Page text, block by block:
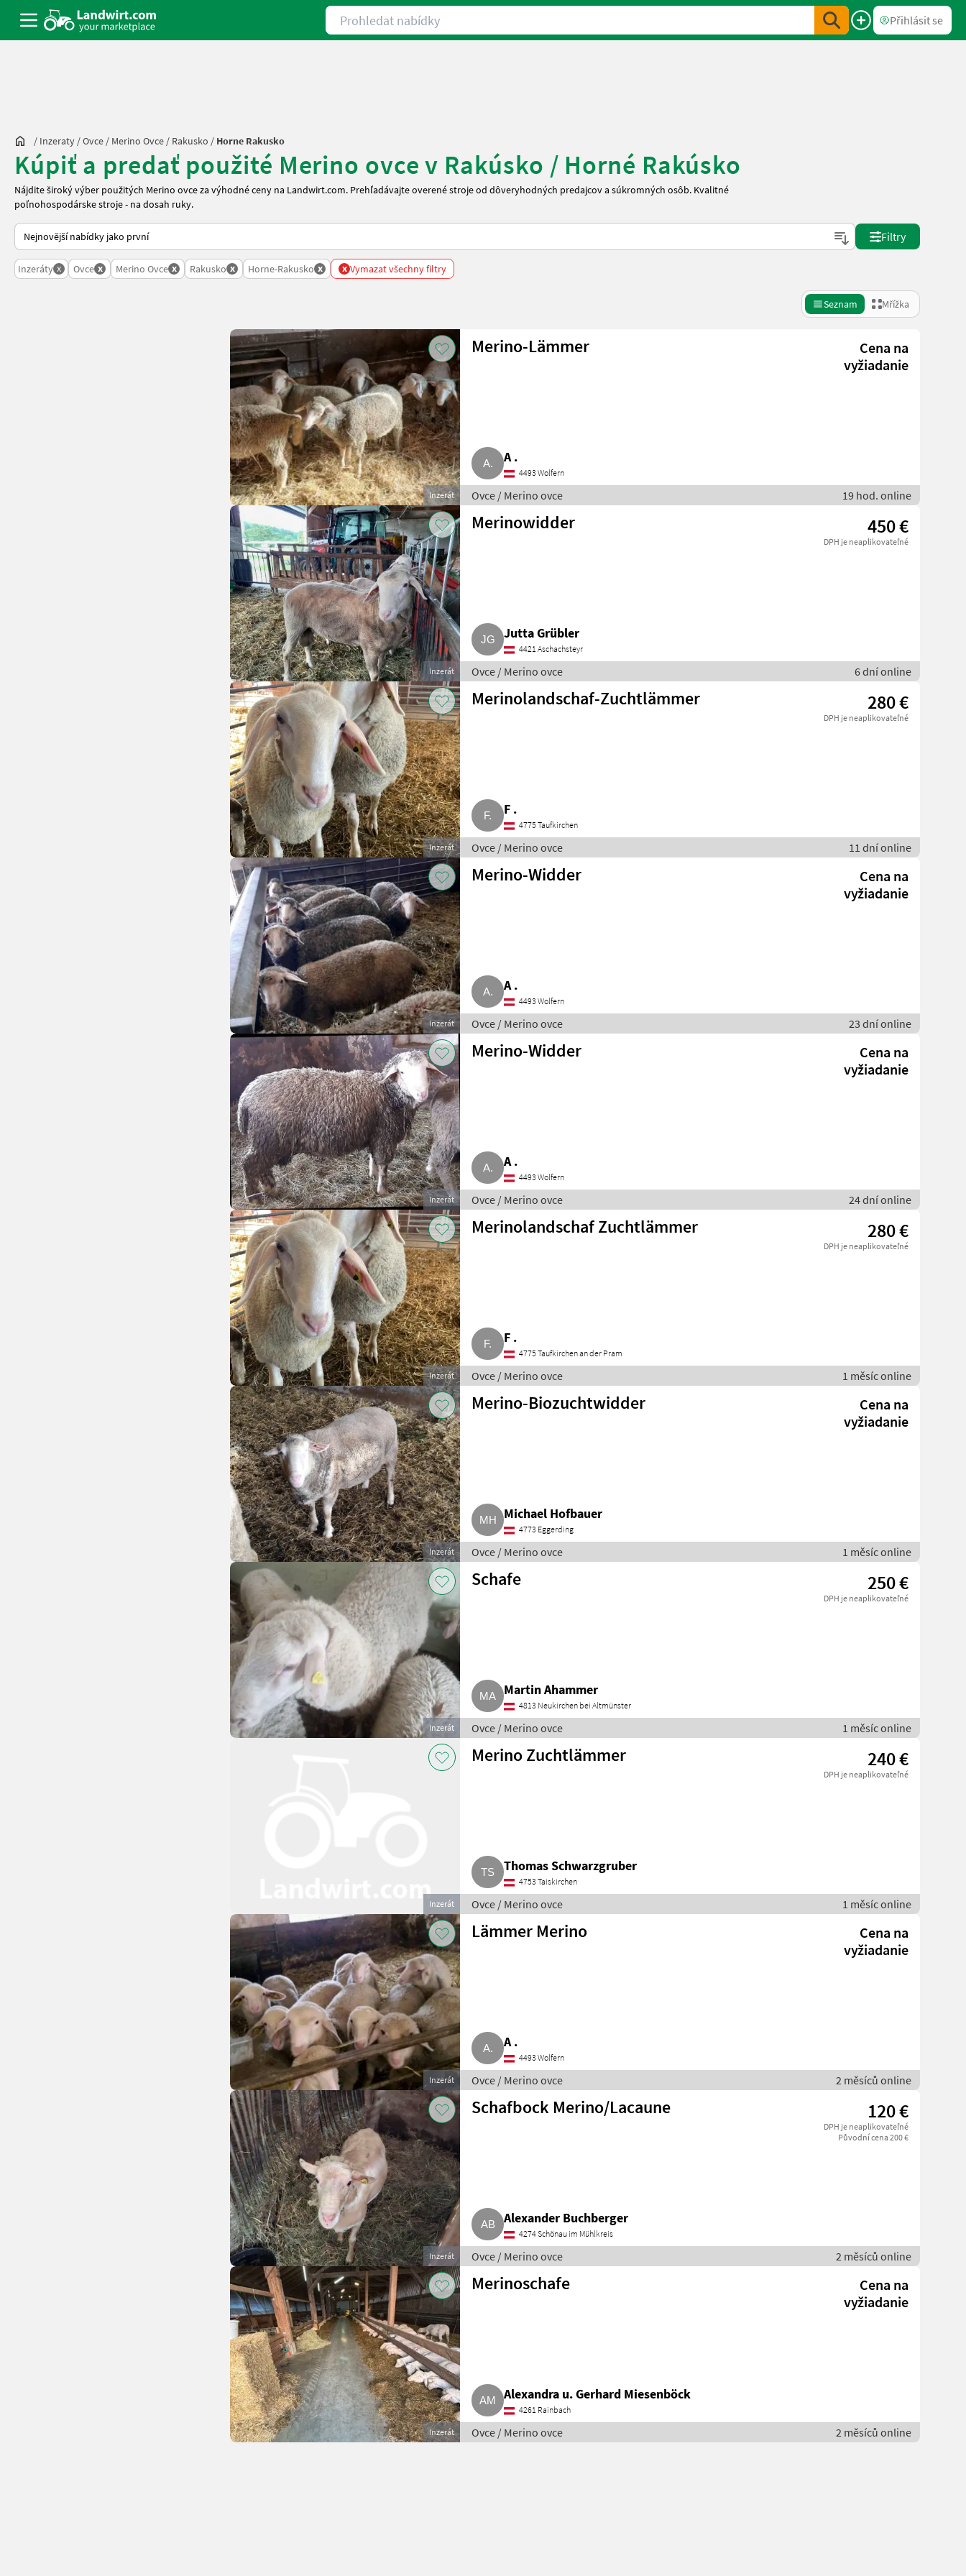
Prohledat nabídky
Přihlásit se
/ Inzeraty /Ovce / Merino Ovce / Rakusko / Horne Rakusko
Kúpiť a predať použité Merino ovce v Rakúsko / Horné Rakúsko
Nájdite široký výber použitých Merino ovce za výhodné ceny na Landwirt.com. Prehľadávajte overené stroje od dôveryhodných predajcov a súkromných osôb. Kvalitné
poľnohospodárske stroje - na dosah ruky.
Takto se řadí nabídky na Landwirt.com
Filtry
Inzeráty x Ovce x Merino Ovce x Rakusko x Horne-Rakusko x x Vymazat všechny filtry
Seznam Mřížka
Inzerát
Merino-Lämmer
Cena na
vyžiadanie
A .
4493 Wolfern
Ovce / Merino ovce 19 hod. online
Inzerát
Merinowidder 450 €
DPH je neaplikovateľné
Jutta Grübler
4421 Aschachsteyr
Ovce / Merino ovce 6 dní online
Inzerát
Merinolandschaf-Zuchtlämmer 280 €
DPH je neaplikovateľné
F .
4775 Taufkirchen
Ovce / Merino ovce 11 dní online
Inzerát
Merino-Widder
Cena na
vyžiadanie
A .
4493 Wolfern
Ovce / Merino ovce 23 dní online
Inzerát
Merino-Widder
Cena na
vyžiadanie
A .
4493 Wolfern
Ovce / Merino ovce 24 dní online
Inzerát
Merinolandschaf Zuchtlämmer 280 €
DPH je neaplikovateľné
F .
4775 Taufkirchen an der Pram
Ovce / Merino ovce 1 měsíc online
Inzerát
Merino-Biozuchtwidder
Cena na
vyžiadanie
Michael Hofbauer
4773 Eggerding
Ovce / Merino ovce 1 měsíc online
Inzerát
Schafe 250 €
DPH je neaplikovateľné
Martin Ahammer
4813 Neukirchen bei Altmünster
Ovce / Merino ovce 1 měsíc online
Inzerát
Merino Zuchtlämmer 240 €
DPH je neaplikovateľné
Thomas Schwarzgruber
4753 Taiskirchen
Ovce / Merino ovce 1 měsíc online
Inzerát
Lämmer Merino
Cena na
vyžiadanie
A .
4493 Wolfern
Ovce / Merino ovce 2 měsíců online
Inzerát
Schafbock Merino/Lacaune 120 €
DPH je neaplikovateľné
Původní cena 200 €
Alexander Buchberger
4274 Schönau im Mühlkreis
Ovce / Merino ovce 2 měsíců online
Inzerát
Merinoschafe
Cena na
vyžiadanie
Alexandra u. Gerhard Miesenböck
4261 Rainbach
Ovce / Merino ovce 2 měsíců online